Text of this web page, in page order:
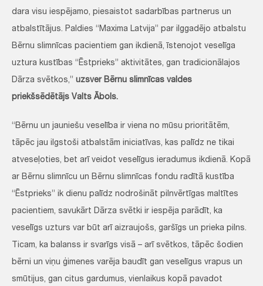
dara visu iespējamo, piesaistot sadarbības partnerus un
atbalstītājus. Paldies “Maxima Latvija” par ilggadējo atbalstu
Bērnu slimnīcas pacientiem gan ikdienā, īstenojot veselīga
uztura kustības “Ēstprieks” aktivitātes, gan tradicionālajos
Dārza svētkos,” uzsver Bērnu slimnīcas valdes
priekšsēdētājs Valts Ābols.
“Bērnu un jauniešu veselība ir viena no mūsu prioritātēm,
tāpēc jau ilgstoši atbalstām iniciatīvas, kas palīdz ne tikai
atveseļoties, bet arī veidot veselīgus ieradumus ikdienā. Kopā
ar Bērnu slimnīcu un Bērnu slimnīcas fondu radītā kustība
“Ēstprieks” ik dienu palīdz nodrošināt pilnvērtīgas maltītes
pacientiem, savukārt Dārza svētki ir iespēja parādīt, ka
veselīgs uzturs var būt arī aizraujošs, garšīgs un prieka pilns.
Ticam, ka balanss ir svarīgs visā – arī svētkos, tāpēc šodien
bērni un viņu ģimenes varēja baudīt gan veselīgus vrapus un
smūtijus, gan citus gardumus, vienlaikus kopā pavadot